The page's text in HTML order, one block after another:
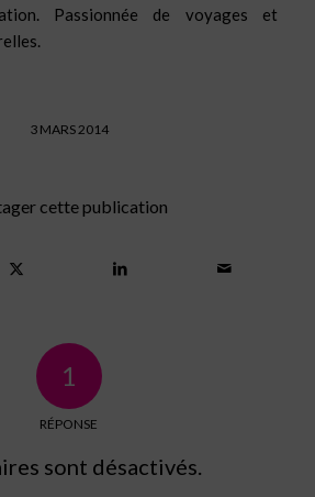
Passionnée de voyages et
3 MARS 2014
cette publication
1
RÉPONSE
sont désactivés.